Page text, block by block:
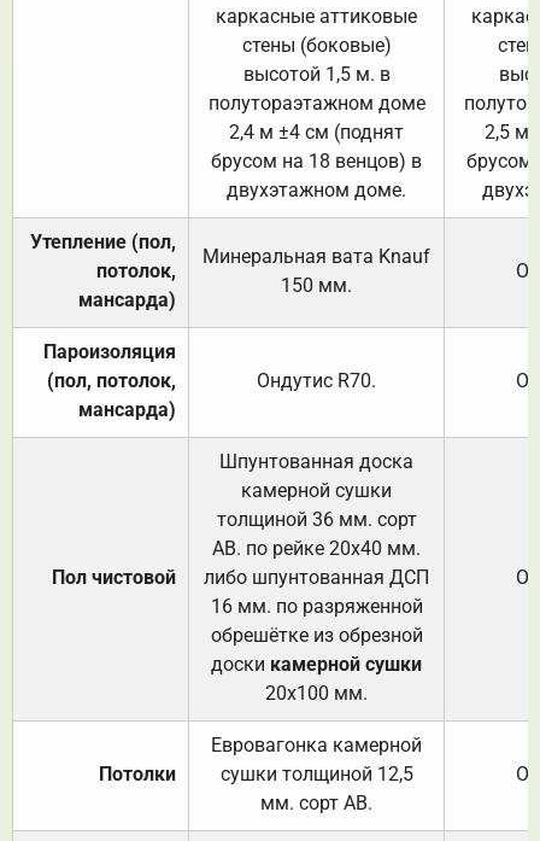
каркасные аттиковые
стены (боковые)
высотой 1,5 м. в
полутораэтажном доме
2,4 м ±4 см (поднят
брусом на 18 венцов) в
двухэтажном доме.
2,5 м
брусом
Утепление (пол,
потолок,
мансарда)
Минеральная вата Knauf
150 мм.
Пароизоляция
(пол, потолок,
мансарда)
Ондутис R70.
Пол чистовой
Шпунтованная доска
камерной сушки
толщиной 36 мм. сорт
АВ. по рейке 20х40 мм.
либо шпунтованная ДСП
16 мм. по разряженной
обрешётке из обрезной
доски камерной сушки
20х100 мм.
Потолки
Евровагонка камерной
сушки толщиной 12,5
мм. сорт АВ.